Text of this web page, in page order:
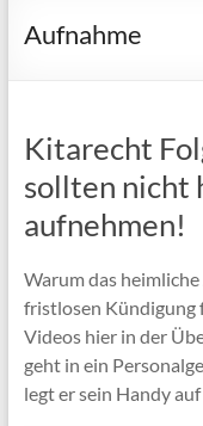
Aufnahme
Kitarecht
sollten nicht
aufnehmen!
Warum das
fristlosen Kündigung
Videos hier in der
geht in ein
legt er sein Handy